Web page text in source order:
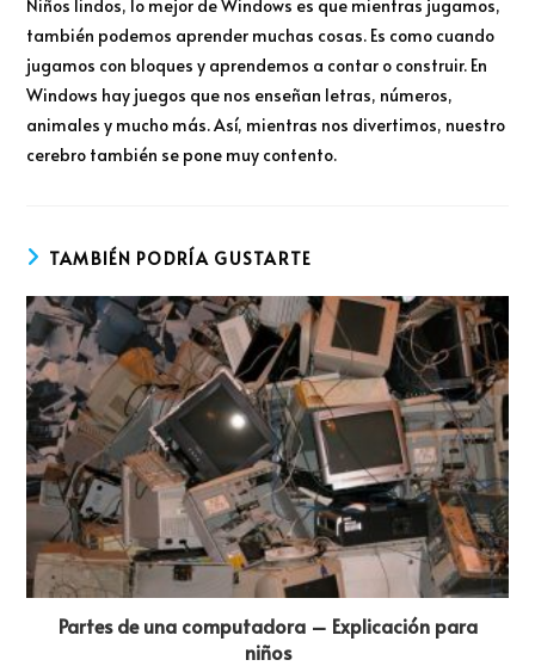
Niños lindos, lo mejor de Windows es que mientras jugamos,
también podemos aprender muchas cosas. Es como cuando
jugamos con bloques y aprendemos a contar o construir. En
Windows hay juegos que nos enseñan letras, números,
animales y mucho más. Así, mientras nos divertimos, nuestro
cerebro también se pone muy contento.
TAMBIÉN PODRÍA GUSTARTE
Partes de una computadora – Explicación para
niños